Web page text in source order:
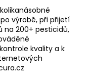
výrobě, při přijetí
na 200+ pesticidů,
kvality a k